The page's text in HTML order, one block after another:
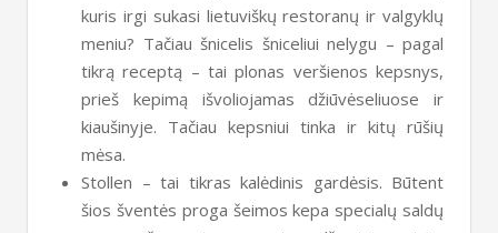
kuris irgi sukasi lietuviškų restoranų ir valgyklų
meniu? Tačiau šnicelis šniceliui nelygu – pagal
tikrą receptą – tai plonas veršienos kepsnys,
prieš kepimą išvoliojamas džiūvėseliuose ir
kiaušinyje. Tačiau kepsniui tinka ir kitų rūšių
mėsa.
Stollen – tai tikras kalėdinis gardėsis. Būtent
šios šventės proga šeimos kepa specialų saldų